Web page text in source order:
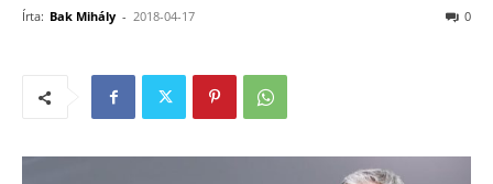
Írta: Bak Mihály - 2018-04-17 0